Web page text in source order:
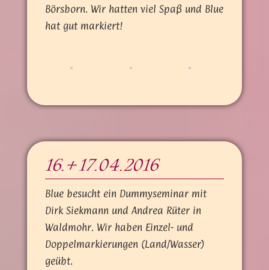
Börsborn. Wir hatten viel Spaß und Blue
hat gut markiert!
16.+ 17.04.2016
Blue besucht ein Dummyseminar mit
Dirk Siekmann und Andrea Rüter in
Waldmohr. Wir haben Einzel- und
Doppelmarkierungen (Land/Wasser)
geübt.